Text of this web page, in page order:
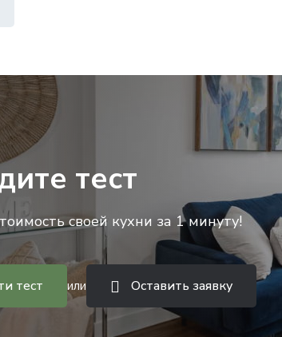
тест
своей кухни за 1 минуту!
тест или Оставить заявку